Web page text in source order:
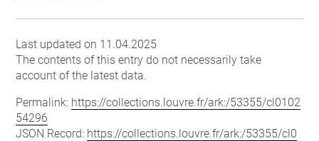
Last updated on 11.04.2025
The contents of this entry do not necessarily take
account of the latest data.
Permalink: https://collections.louvre.fr/ark:/53355/cl0102
54296
JSON Record: https://collections.louvre.fr/ark:/53355/cl0